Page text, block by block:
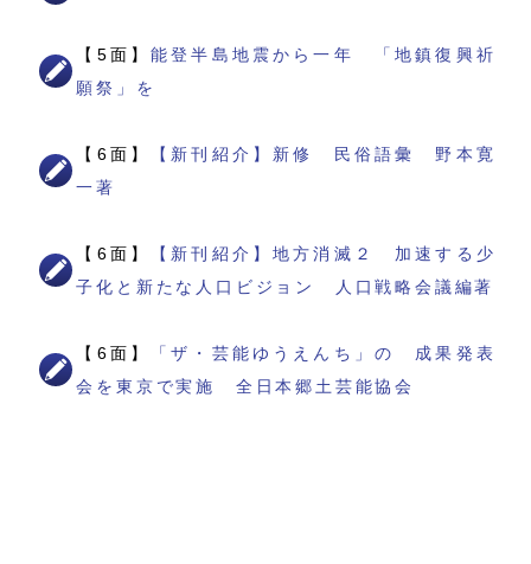
【5面】能登半島地震から一年 「地鎮復興祈
願祭」を
【6面】
【新刊紹介】新修 民俗語彙 野本寛
一著
【6面】
【新刊紹介】地方消滅２ 加速する少
子化と新たな人口ビジョン 人口戦略会議編著
【6面】
「ザ・芸能ゆうえんち」の 成果発表
会を東京で実施 全日本郷土芸能協会